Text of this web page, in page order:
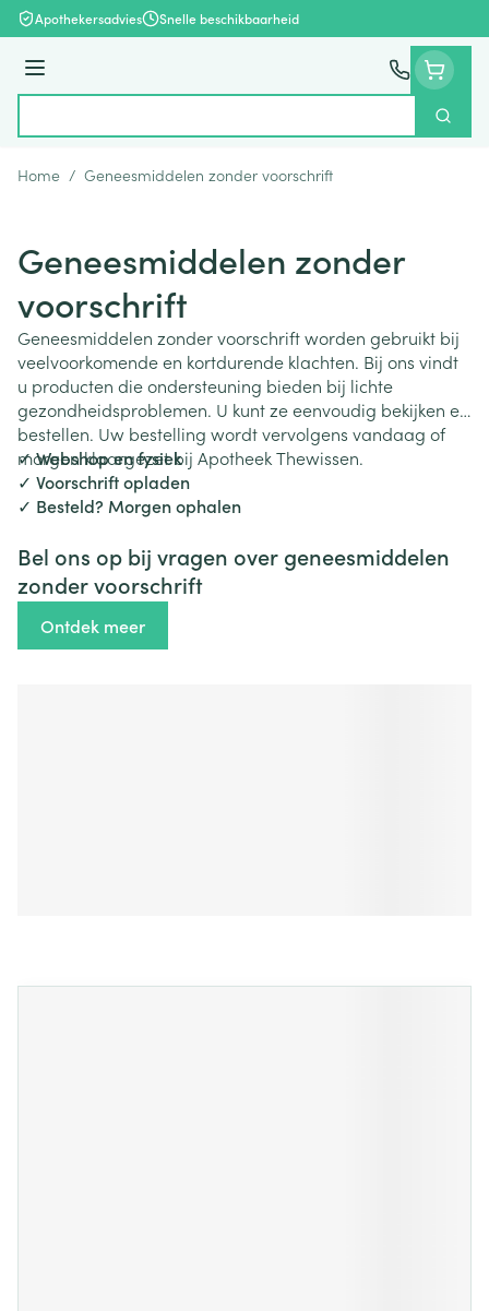
Ga naar de inhoud
Apothekersadvies Snelle beschikbaarheid
Menu
Zoek
Home / Geneesmiddelen zonder voorschrift
Geneesmiddelen zonder
voorschrift
Geneesmiddelen zonder voorschrift worden gebruikt bij
veelvoorkomende en kortdurende klachten. Bij ons vindt
u producten die ondersteuning bieden bij lichte
gezondheidsproblemen. U kunt ze eenvoudig bekijken en
bestellen. Uw bestelling wordt vervolgens vandaag of
morgen klaargezet bij Apotheek Thewissen.
✓ Webshop en fysiek
✓ Voorschrift opladen
✓ Besteld? Morgen ophalen
Bel ons op bij vragen over geneesmiddelen
zonder voorschrift
Ontdek meer